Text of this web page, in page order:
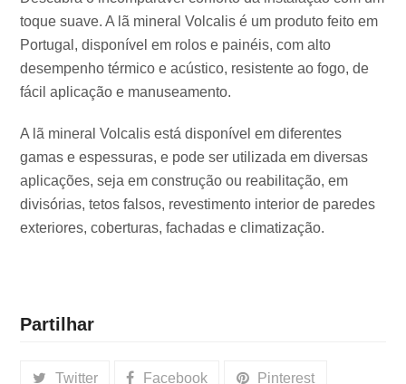
toque suave. A lã mineral Volcalis é um produto feito em
Portugal, disponível em rolos e painéis, com alto
desempenho térmico e acústico, resistente ao fogo, de
fácil aplicação e manuseamento.
A lã mineral Volcalis está disponível em diferentes
gamas e espessuras, e pode ser utilizada em diversas
aplicações, seja em construção ou reabilitação, em
divisórias, tetos falsos, revestimento interior de paredes
exteriores, coberturas, fachadas e climatização.
Partilhar
Twitter Facebook Pinterest